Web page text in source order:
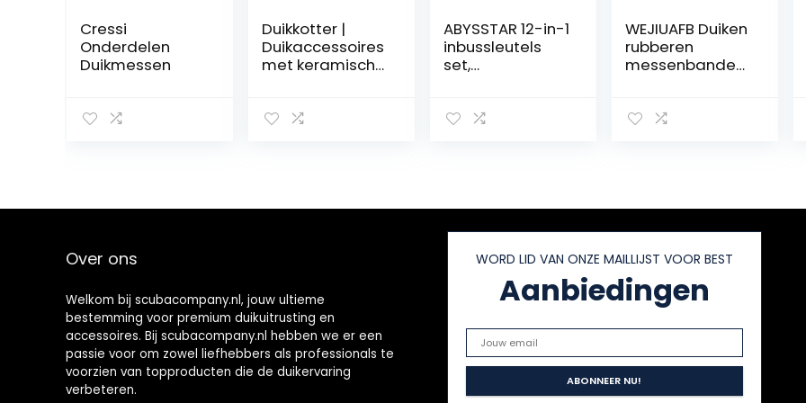
Cressi
Onderdelen
Duikmessen
Duikkotter |
Duikaccessoires
met keramische
Onderwaterred
ers, snorkelen,
ABYSSTAR 12-in-1
inbussleutels
set,
heren, staal
WEJIUAFB Duiken
rubberen
messenbanden,
messenbanden,
voor duiken en
zwemmen
Over ons
Welkom bij scubacompany.nl, jouw ultieme
bestemming voor premium duikuitrusting en
accessoires. Bij scubacompany.nl hebben we er een
passie voor om zowel liefhebbers als professionals te
voorzien van topproducten die de duikervaring
verbeteren.
WORD LID VAN ONZE MAILLIJST VOOR BEST
Aanbiedingen